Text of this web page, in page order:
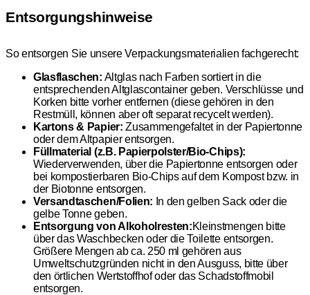
Entsorgungshinweise
So entsorgen Sie unsere Verpackungsmaterialien fachgerecht:
Glasflaschen: Altglas nach Farben sortiert in die
entsprechenden Altglascontainer geben. Verschlüsse und
Korken bitte vorher entfernen (diese gehören in den
Restmüll, können aber oft separat recycelt werden).
Kartons & Papier: Zusammengefaltet in der Papiertonne
oder dem Altpapier entsorgen.
Füllmaterial (z.B. Papierpolster/Bio-Chips):
Wiederverwenden, über die Papiertonne entsorgen oder
bei kompostierbaren Bio-Chips auf dem Kompost bzw. in
der Biotonne entsorgen.
Versandtaschen/Folien: In den gelben Sack oder die
gelbe Tonne geben.
Entsorgung von Alkoholresten:Kleinstmengen bitte
über das Waschbecken oder die Toilette entsorgen.
Größere Mengen ab ca. 250 ml gehören aus
Umweltschutzgründen nicht in den Ausguss, bitte über
den örtlichen Wertstoffhof oder das Schadstoffmobil
entsorgen.